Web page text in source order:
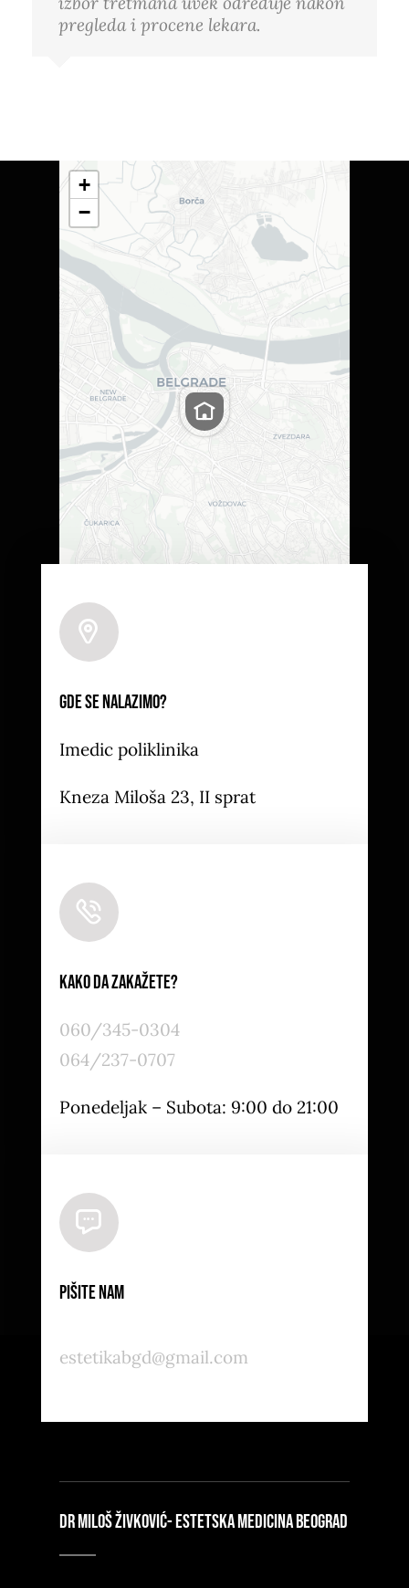
pregleda i procene lekara.
+
−
Leaflet |Map tiles by
by
OpenStreetMap
Gde se nalazimo?
Imedic poliklinika
Kneza Miloša 23, II sprat
Kako da zakažete?
060/345-0304
064/237-0707
Ponedeljak – Subota: 9:00 do 21:00
Pišite nam
estetikabgd@gmail.com
DR MILOŠ ŽIVKOVIĆ- ESTETSKA MEDICINA BEOGRAD